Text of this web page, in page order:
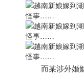
而某涉外婚